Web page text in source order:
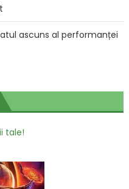
ascuns al performanței
tale!